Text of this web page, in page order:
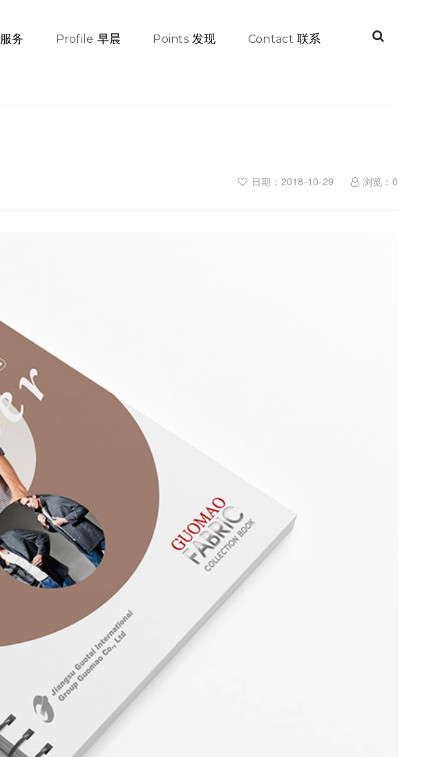
服务 Profile 早晨 Points 发现 Contact 联系
日期：2018-10-29 浏览： 0